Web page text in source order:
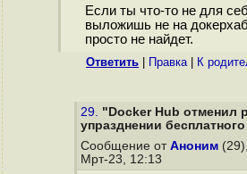
Если ты что-то не для
выложишь не на
просто не найдет.
Ответить Правка| К
29. "Docker Hub отменил
упразднении
Сообщение от Аноним
Мрт-23, 12:13